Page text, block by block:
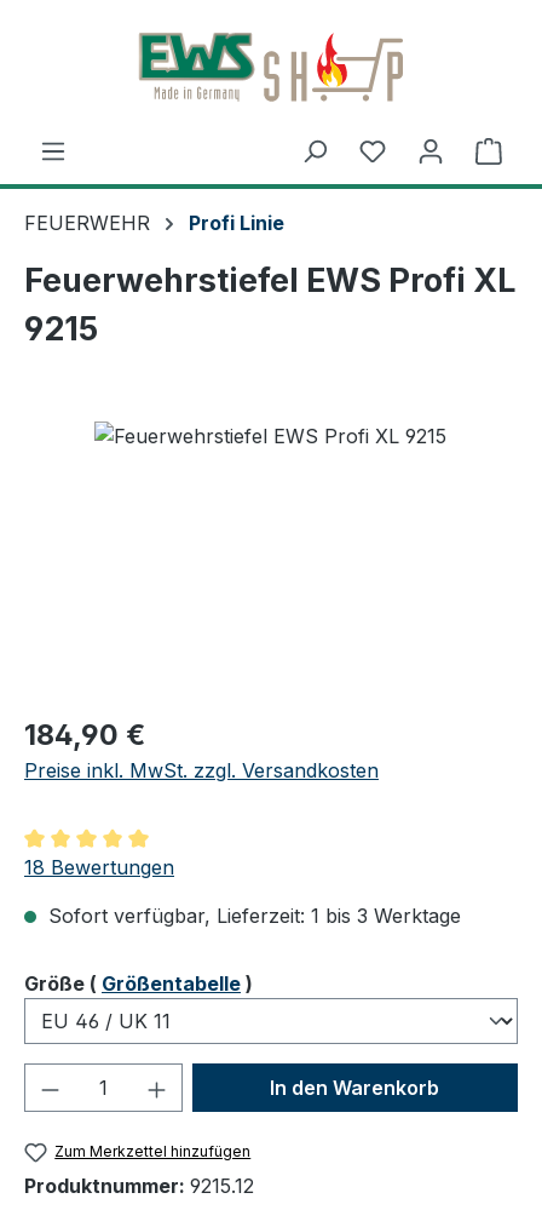
Zum Hauptinhalt springen
FEUERWEHR Profi Linie
Feuerwehrstiefel EWS Profi XL
9215
Regulärer Preis:
184,90 €
Preise inkl. MwSt. zzgl. Versandkosten
Durchschnittliche Bewertung von 5 von 5 Sternen
18 Bewertungen
Sofort verfügbar, Lieferzeit: 1 bis 3 Werktage
Größeauswählen
( Größentabelle )
Produkt Anzahl: Gib denIn den Warenkorb
Zum Merkzettel hinzufügen
Produktnummer: 9215.12